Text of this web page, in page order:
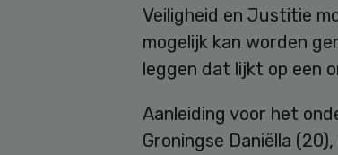
Veiligheid en Justitie
mogelijk kan worden
leggen dat lijkt op een
Aanleiding voor het
Groningse Daniëlla